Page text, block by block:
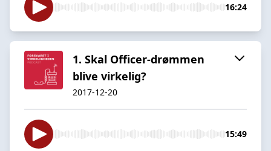
16:24
1. Skal Officer-drømmen
blive virkelig?
2017-12-20
15:49